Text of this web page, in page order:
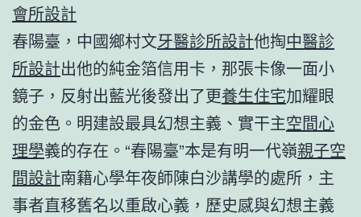
會所設計
春陽臺，中國鄉村文牙醫診所設計他掏中醫診
所設計出他的純金箔信用卡，那張卡像一面小
鏡子，反射出藍光後發出了更養生住宅加耀眼
的金色。明建設最具幻想主義、實干主空間心
理學義的存在。“春陽臺”本是有明一代嶺親子空
間設計南籍心學年夜師陳白沙講學的處所，主
事者直移舊名以重啟心義，歷史感與幻想主義